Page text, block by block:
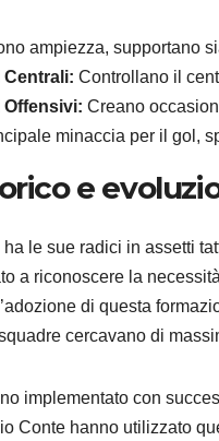
ampiezza, supportano
Controllano il
Creano
minaccia per il gol,
e
ha le sue radici in assetti
a riconoscere la
di questa
cercavano di
implementato con
Conte hanno utilizzato